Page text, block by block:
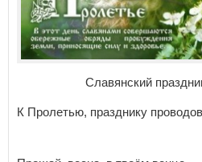
Славянский
К Пролетью, празднику